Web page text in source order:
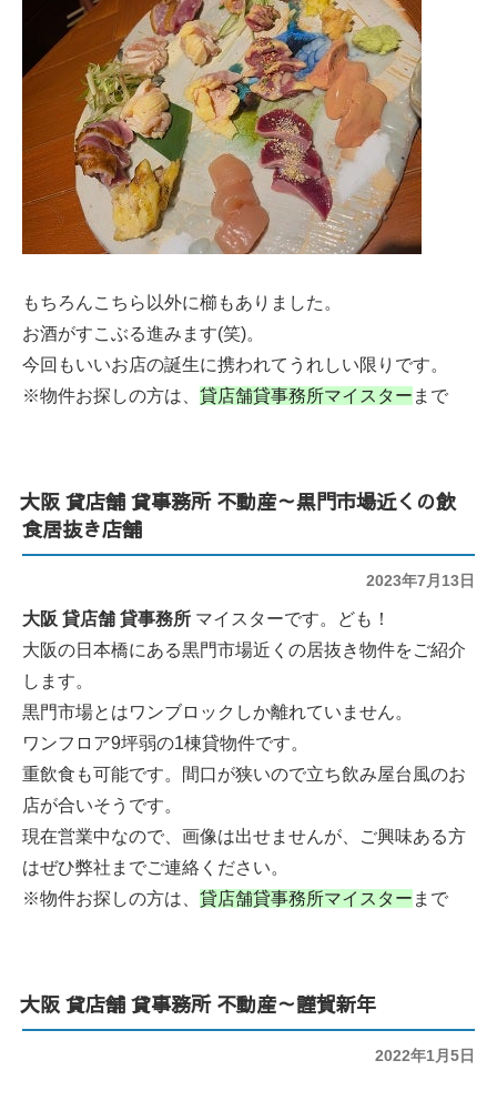
もちろんこちら以外に櫛もありました。
お酒がすこぶる進みます(笑)。
今回もいいお店の誕生に携われてうれしい限りです。
※物件お探しの方は、 貸店舗貸事務所マイスター まで
投
日:
2023年7月13日
大阪 貸店舗 貸事務所 不動産～黒門市場近くの飲
食居抜き店舗
大阪 貸店舗 貸事務所 マイスターです。ども！
大阪の日本橋にある黒門市場近くの居抜き物件をご紹介
します。
黒門市場とはワンブロックしか離れていません。
ワンフロア9坪弱の1棟貸物件です。
重飲食も可能です。間口が狭いので立ち飲み屋台風のお
店が合いそうです。
現在営業中なので、画像は出せませんが、ご興味ある方
はぜひ弊社までご連絡ください。
※物件お探しの方は、 貸店舗貸事務所マイスター まで
投
2022年1月5日
大阪 貸店舗 貸事務所 不動産～謹賀新年